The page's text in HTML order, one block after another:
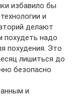
избавило бы
и
делают
надо
похудения. Это
лишиться до
безопасно
и